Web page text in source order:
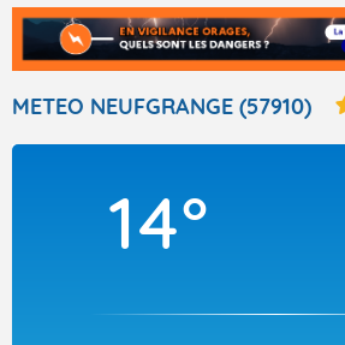
TOUS LES RÉSULTATS
Articles
METEO NEUFGRANGE (57910)
14°